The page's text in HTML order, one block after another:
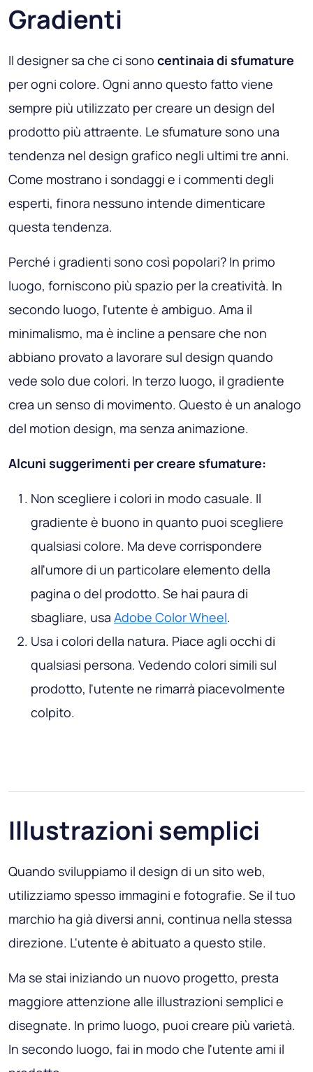
Gradienti
Il designer sa che ci sono centinaia di sfumature
per ogni colore. Ogni anno questo fatto viene
sempre più utilizzato per creare un design del
prodotto più attraente. Le sfumature sono una
tendenza nel design grafico negli ultimi tre anni.
Come mostrano i sondaggi e i commenti degli
esperti, finora nessuno intende dimenticare
questa tendenza.
Perché i gradienti sono così popolari? In primo
luogo, forniscono più spazio per la creatività. In
secondo luogo, l'utente è ambiguo. Ama il
minimalismo, ma è incline a pensare che non
abbiano provato a lavorare sul design quando
vede solo due colori. In terzo luogo, il gradiente
crea un senso di movimento. Questo è un analogo
del motion design, ma senza animazione.
Alcuni suggerimenti per creare sfumature:
Non scegliere i colori in modo casuale. Il
gradiente è buono in quanto puoi scegliere
qualsiasi colore. Ma deve corrispondere
all'umore di un particolare elemento della
pagina o del prodotto. Se hai paura di
sbagliare, usa Adobe Color Wheel.
Usa i colori della natura. Piace agli occhi di
qualsiasi persona. Vedendo colori simili sul
prodotto, l'utente ne rimarrà piacevolmente
colpito.
Illustrazioni semplici
Quando sviluppiamo il design di un sito web,
utilizziamo spesso immagini e fotografie. Se il tuo
marchio ha già diversi anni, continua nella stessa
direzione. L'utente è abituato a questo stile.
Ma se stai iniziando un nuovo progetto, presta
maggiore attenzione alle illustrazioni semplici e
disegnate. In primo luogo, puoi creare più varietà.
In secondo luogo, fai in modo che l'utente ami il